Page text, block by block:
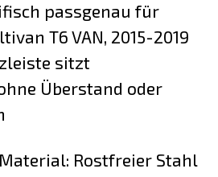
passgenau für
T6 VAN, 2015-2019
sitzt
Überstand oder
Rostfreier Stahl